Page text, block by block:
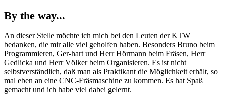
By the way...
An dieser Stelle möchte ich mich bei den Leuten der KTW
bedanken, die mir alle viel geholfen haben. Besonders Bruno beim
Programmieren, Ger-hart und Herr Hörmann beim Fräsen, Herr
Gedlicka und Herr Völker beim Organisieren. Es ist nicht
selbstverständlich, daß man als Praktikant die Möglichkeit erhält, so
mal eben an eine CNC-Fräsmaschine zu kommen. Es hat Spaß
gemacht und ich habe viel dabei gelernt.